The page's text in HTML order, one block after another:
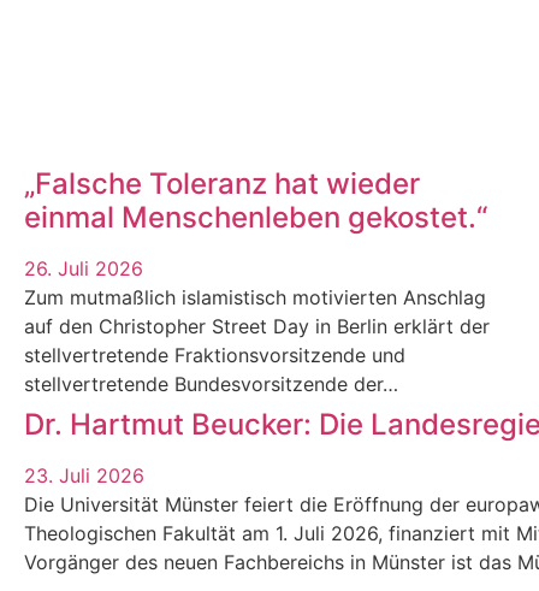
„Falsche Toleranz hat wieder
einmal Menschenleben gekostet.“
26. Juli 2026
Zum mutmaßlich islamistisch motivierten Anschlag
auf den Christopher Street Day in Berlin erklärt der
stellvertretende Fraktionsvorsitzende und
stellvertretende Bundesvorsitzende der…
Dr. Hartmut Beucker: Die
23. Juli 2026
Die Universität Münster feiert die Eröffnung der
Theologischen Fakultät am 1. Juli 2026, finanziert mit
Vorgänger des neuen Fachbereichs in Münster ist das